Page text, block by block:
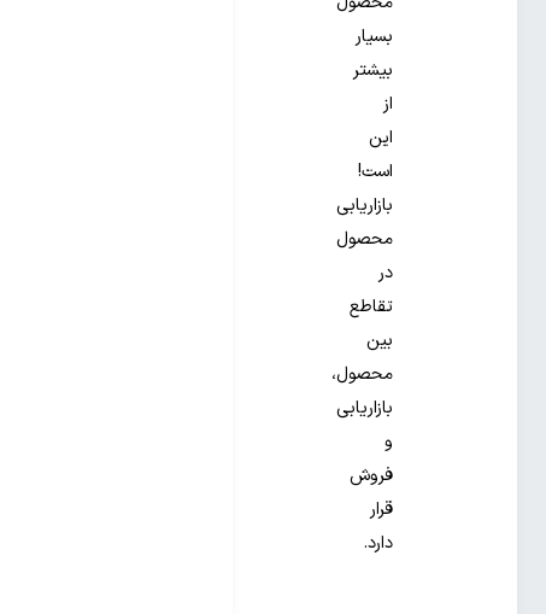
بسیار
بیشتر
از
این
است!
بازاریابی
محصول
در
تقاطع
بین
محصول،
بازاریابی
و
فروش
قرار
دارد.